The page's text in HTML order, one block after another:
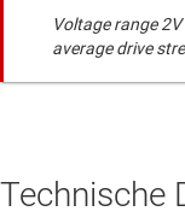
Voltage range
average drive
Technische